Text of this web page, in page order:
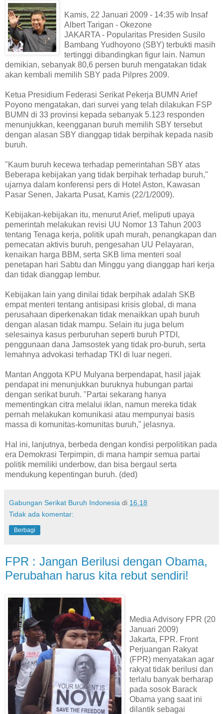
Kamis, 22 Januari 2009 - 14:35 wib Insaf
Albert Tarigan - Okezone
JAKARTA - Popularitas Presiden Susilo
Bambang Yudhoyono (SBY) terbukti masih
tertinggi dibandingkan figur lain. Namun
demikian, sebanyak 80,6 persen buruh mengatakan tidak
akan kembali memilih SBY pada Pilpres 2009.
Ketua Presidium Federasi Serikat Pekerja BUMN Arief
Poyono mengatakan, dari survei yang telah dilakukan FSP
BUMN di 33 provinsi kepada sebanyak 5.123 responden
menunjukkan, keengganan buruh memilih SBY tersebut
dengan alasan SBY dianggap tidak berpihak kepada nasib
buruh.
"Kaum buruh kecewa terhadap pemerintahan SBY atas
Beberapa kebijakan yang tidak berpihak terhadap buruh,"
ujarnya dalam konferensi pers di Hotel Aston, Kawasan
Pasar Senen, Jakarta Pusat, Kamis (22/1/2009).
Kebijakan-kebijakan itu, menurut Arief, meliputi upaya
pemerintah melakukan revisi UU Nomor 13 Tahun 2003
tentang Tenaga kerja, politik upah murah, penangkapan dan
pemecatan aktivis buruh, pengesahan UU Pelayaran,
kenaikan harga BBM, serta SKB lima menteri soal
penetapan hari Sabtu dan Minggu yang dianggap hari kerja
dan tidak dianggap lembur.
Kebijakan lain yang dinilai tidak berpihak adalah SKB
empat menteri tentang antisipasi krisis global, di mana
perusahaan diperkenakan tidak menaikkan upah buruh
dengan alasan tidak mampu. Selain itu juga belum
selesainya kasus perburuhan seperti buruh PTDI,
penggunaan dana Jamsostek yang tidak pro-buruh, serta
lemahnya advokasi terhadap TKI di luar negeri.
Mantan Anggota KPU Mulyana berpendapat, hasil jajak
pendapat ini menunjukkan buruknya hubungan partai
dengan serikat buruh. "Partai sekarang hanya
mementingkan citra melalui iklan, namun mereka tidak
pernah melakukan komunikasi atau mempunyai basis
massa di komunitas-komunitas buruh," jelasnya.
Hal ini, lanjutnya, berbeda dengan kondisi perpolitikan pada
era Demokrasi Terpimpin, di mana hampir semua partai
politik memiliki underbow, dan bisa bergaul serta
mendukung kepentingan buruh. (ded)
Gabungan Serikat Buruh Indonesia di 16.18
Tidak ada komentar:
Berbagi
FPR : Jangan Berilusi dengan Obama,
Perubahan harus kita rebut sendiri!
Media Advisory FPR (20
Januari 2009)
Jakarta, FPR. Front
Perjuangan Rakyat
(FPR) menyatakan agar
rakyat tidak berilusi dan
terlalu banyak berharap
pada sosok Barack
Obama yang saat ini
dilantik sebagai